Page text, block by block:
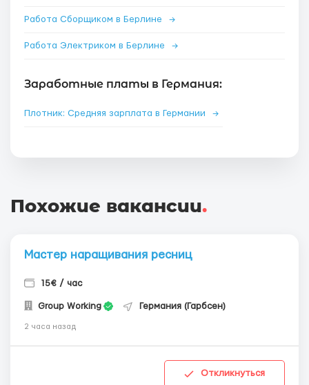
Работа Сборщиком в Берлине →
Работа Электриком в Берлине →
Заработные платы в Германия:
Плотник: Средняя зарплата в Германии →
Похожие вакансии.
Мастер наращивания ресниц
15€ / час
Group Working Германия (Гарбсен)
2 часа назад
Откликнуться